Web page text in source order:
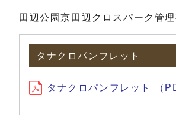
田辺公園京田辺クロスパーク管
タナクロパンフレット
タナクロパンフレット （